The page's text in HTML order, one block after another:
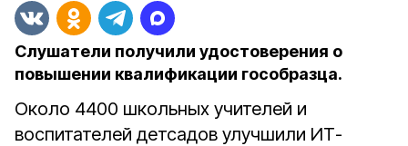
Слушатели получили удостоверения о
повышении квалификации гособразца.
Около 4400 школьных учителей и
воспитателей детсадов улучшили ИТ-